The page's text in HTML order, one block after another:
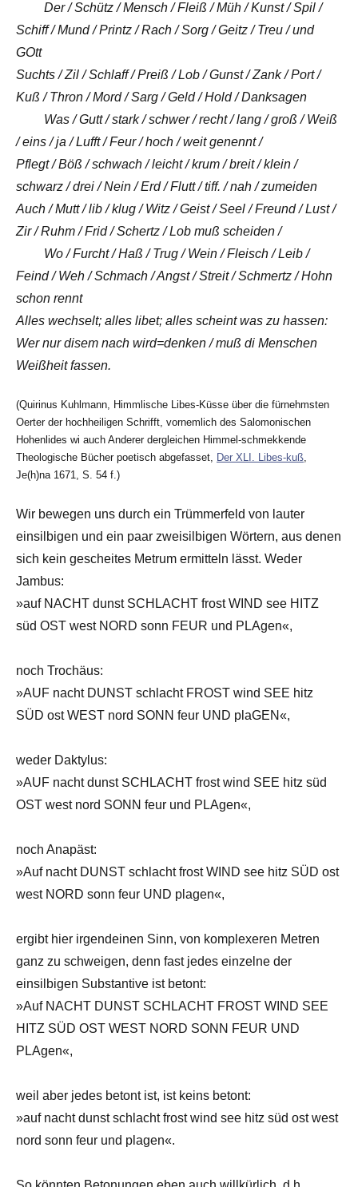
Der / Schütz / Mensch / Fleiß / Müh / Kunst / Spil /
Schiff / Mund / Printz / Rach / Sorg / Geitz / Treu / und
GOtt
Suchts / Zil / Schlaff / Preiß / Lob / Gunst / Zank / Port /
Kuß / Thron / Mord / Sarg / Geld / Hold / Danksagen
Was / Gutt / stark / schwer / recht / lang / groß / Weiß
/ eins / ja / Lufft / Feur / hoch / weit genennt /
Pflegt / Böß / schwach / leicht / krum / breit / klein /
schwarz / drei / Nein / Erd / Flutt / tiff. / nah / zumeiden
Auch / Mutt / lib / klug / Witz / Geist / Seel / Freund / Lust /
Zir / Ruhm / Frid / Schertz / Lob muß scheiden /
Wo / Furcht / Haß / Trug / Wein / Fleisch / Leib /
Feind / Weh / Schmach / Angst / Streit / Schmertz / Hohn
schon rennt
Alles wechselt; alles libet; alles scheint was zu hassen:
Wer nur disem nach wird=denken / muß di Menschen
Weißheit fassen.
(Quirinus Kuhlmann, Himmlische Libes-Küsse über die fürnehmsten
Oerter der hochheiligen Schrifft, vornemlich des Salomonischen
Hohenlides wi auch Anderer dergleichen Himmel-schmekkende
Theologische Bücher poetisch abgefasset, Der XLI. Libes-kuß,
Je(h)na 1671, S. 54 f.)
Wir bewegen uns durch ein Trümmerfeld von lauter
einsilbigen und ein paar zweisilbigen Wörtern, aus denen
sich kein gescheites Metrum ermitteln lässt. Weder
Jambus:
»auf NACHT dunst SCHLACHT frost WIND see HITZ
süd OST west NORD sonn FEUR und PLAgen«,
noch Trochäus:
»AUF nacht DUNST schlacht FROST wind SEE hitz
SÜD ost WEST nord SONN feur UND plaGEN«,
weder Daktylus:
»AUF nacht dunst SCHLACHT frost wind SEE hitz süd
OST west nord SONN feur und PLAgen«,
noch Anapäst:
»Auf nacht DUNST schlacht frost WIND see hitz SÜD ost
west NORD sonn feur UND plagen«,
ergibt hier irgendeinen Sinn, von komplexeren Metren
ganz zu schweigen, denn fast jedes einzelne der
einsilbigen Substantive ist betont:
»Auf NACHT DUNST SCHLACHT FROST WIND SEE
HITZ SÜD OST WEST NORD SONN FEUR UND
PLAgen«,
weil aber jedes betont ist, ist keins betont:
»auf nacht dunst schlacht frost wind see hitz süd ost west
nord sonn feur und plagen«.